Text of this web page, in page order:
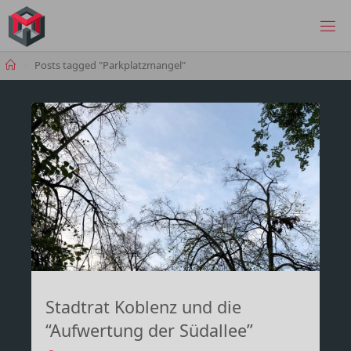
Skip
content
HomePosts tagged "Parkplatzmangel"
Stadtrat Koblenz und die
“Aufwertung der Südallee”